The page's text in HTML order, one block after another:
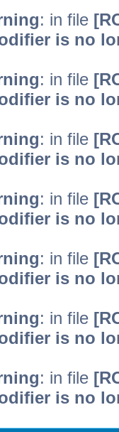
: in file
is no
: in file
is no
: in file
is no
: in file
is no
: in file
is no
: in file
is no
: in file
is no